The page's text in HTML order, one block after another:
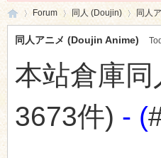
»
Forum
›
同人 (Doujin) 同人
同人アニメ (Doujin Anime)
本站倉庫
3673件) - (